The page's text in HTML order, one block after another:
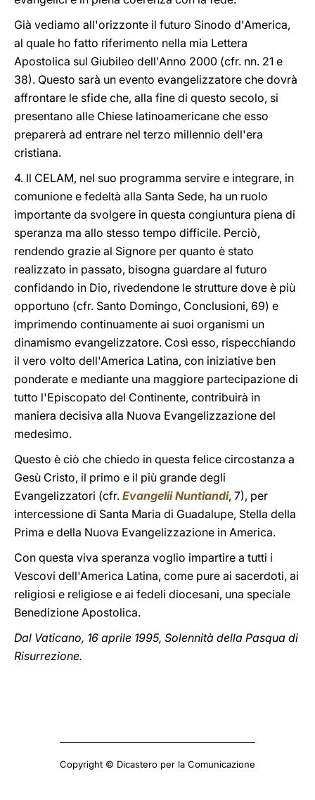
Già vediamo all'orizzonte il futuro Sinodo d'America,
al quale ho fatto riferimento nella mia Lettera
Apostolica sul Giubileo dell'Anno 2000 (cfr. nn. 21 e
38). Questo sarà un evento evangelizzatore che dovrà
affrontare le sfide che, alla fine di questo secolo, si
presentano alle Chiese latinoamericane che esso
preparerà ad entrare nel terzo millennio dell'era
cristiana.
4. Il CELAM, nel suo programma servire e integrare, in
comunione e fedeltà alla Santa Sede, ha un ruolo
importante da svolgere in questa congiuntura piena di
speranza ma allo stesso tempo difficile. Perciò,
rendendo grazie al Signore per quanto è stato
realizzato in passato, bisogna guardare al futuro
confidando in Dio, rivedendone le strutture dove è più
opportuno (cfr. Santo Domingo, Conclusioni, 69) e
imprimendo continuamente ai suoi organismi un
dinamismo evangelizzatore. Così esso, rispecchiando
il vero volto dell'America Latina, con iniziative ben
ponderate e mediante una maggiore partecipazione di
tutto l'Episcopato del Continente, contribuirà in
maniera decisiva alla Nuova Evangelizzazione del
medesimo.
Questo è ciò che chiedo in questa felice circostanza a
Gesù Cristo, il primo e il più grande degli
Evangelizzatori (cfr. Evangelii Nuntiandi, 7), per
intercessione di Santa Maria di Guadalupe, Stella della
Prima e della Nuova Evangelizzazione in America.
Con questa viva speranza voglio impartire a tutti i
Vescovi dell'America Latina, come pure ai sacerdoti, ai
religiosi e religiose e ai fedeli diocesani, una speciale
Benedizione Apostolica.
Dal Vaticano, 16 aprile 1995, Solennità della Pasqua di
Risurrezione.
Copyright © Dicastero per la Comunicazione